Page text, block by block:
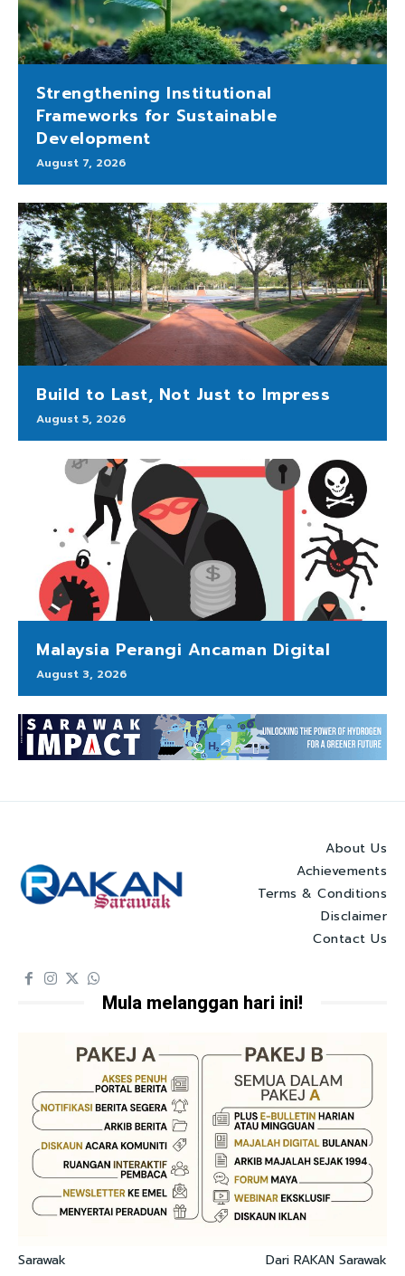
Strengthening Institutional
Frameworks for Sustainable
Development
August 7, 2026
Build to Last, Not Just to Impress
August 5, 2026
Malaysia Perangi Ancaman Digital
August 3, 2026
About Us
Achievements
Terms & Conditions
Disclaimer
Contact Us
Mula melanggan hari ini!
Sarawak Dari RAKAN Sarawak